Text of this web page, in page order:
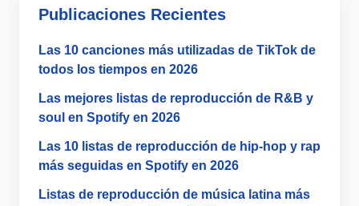
Publicaciones Recientes
Las 10 canciones más utilizadas de TikTok de
todos los tiempos en 2026
Las mejores listas de reproducción de R&B y
soul en Spotify en 2026
Las 10 listas de reproducción de hip-hop y rap
más seguidas en Spotify en 2026
Listas de reproducción de música latina más